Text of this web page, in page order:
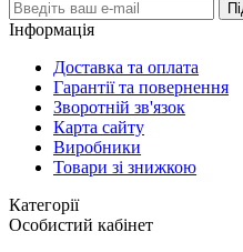
Інформація
Доставка та оплата
Гарантії та повернення
Зворотній зв'язок
Карта сайту
Виробники
Товари зі знижкою
Категорії
Особистий кабінет